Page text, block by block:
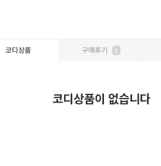
코디상품 구매후기 0
코디상품이 없습니다